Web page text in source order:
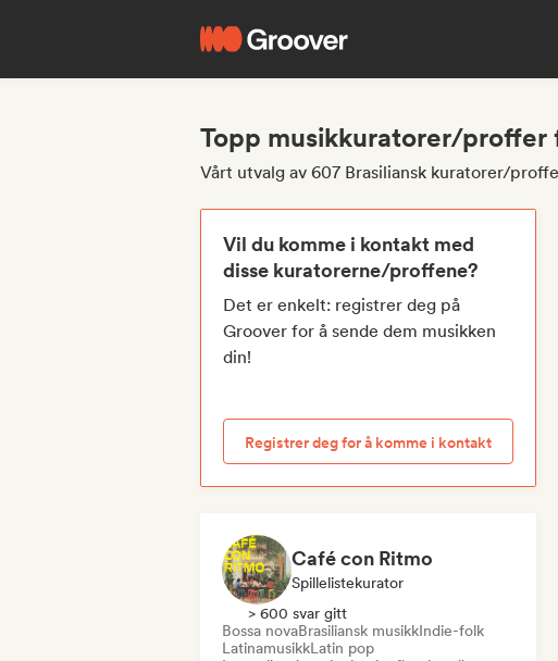
Topp musikkuratorer/proffer
Vårt utvalg av 607 Brasiliansk kuratorer/
Vil du komme i kontakt med
disse kuratorerne/proffene?
Det er enkelt: registrer deg på
Groover for å sende dem musikken
din!
Registrer deg for å komme i kontakt
Café con Ritmo
Spillelistekurator
> 600 svar gitt
Bossa novaBrasiliansk musikkIndie-folk
LatinamusikkLatin pop